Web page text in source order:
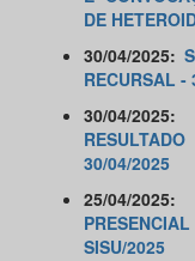
DE
30/04/2025:
RECURSAL -
30/04/
30/04/2025
25/04/
SISU/2025